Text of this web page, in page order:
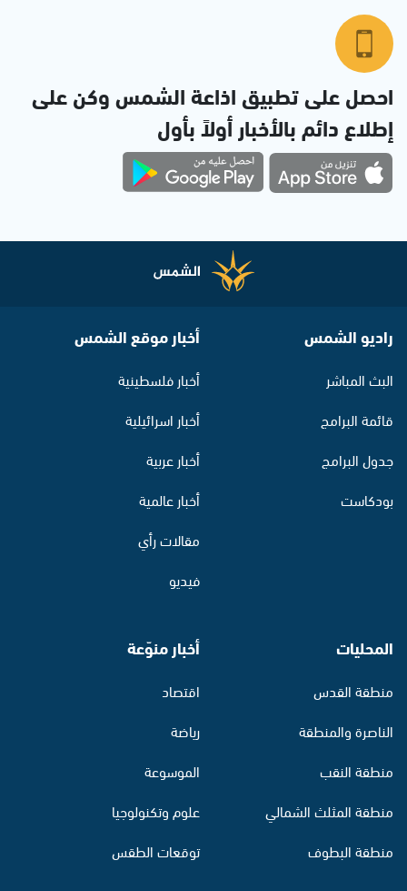
احصل على تطبيق اذاعة الشمس وكن على
إطلاع دائم بالأخبار أولاً بأول
راديو الشمس
البث المباشر
قائمة البرامج
جدول البرامج
بودكاست
أخبار موقع الشمس
أخبار فلسطينية
أخبار اسرائيلية
أخبار عربية
أخبار عالمية
مقالات رأي
فيديو
المحليات
منطقة القدس
الناصرة والمنطقة
منطقة النقب
منطقة المثلث الشمالي
منطقة البطوف
أخبار منوّعة
اقتصاد
رياضة
الموسوعة
علوم وتكنولوجيا
توقعات الطقس